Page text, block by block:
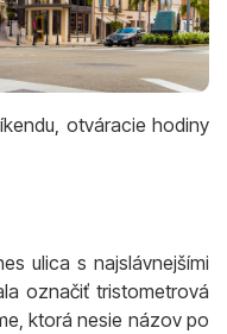
otváracie hodiny
ulica s najslávnejšími
označiť tristometrová
ktorá nesie názov po